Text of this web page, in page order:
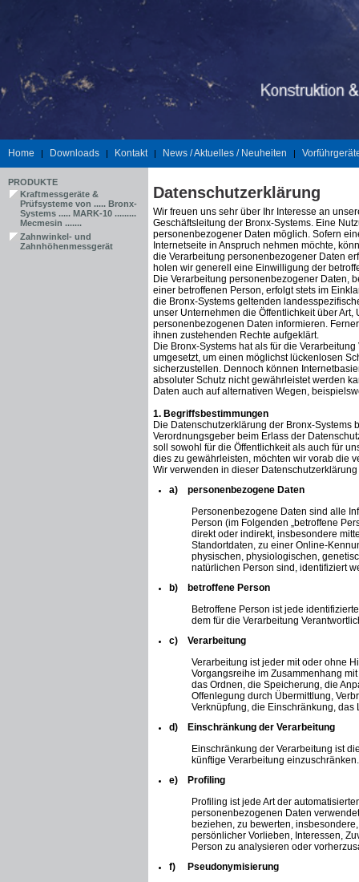
Home | Downloads | Kontakt | News / Aktuelles / Neuheiten |
PRODUKTE
Kraftmessgeräte &
Prüfsysteme von ..... Bronx-
Systems ..... MARK-10 .........
Mecmesin .......
Zahnwinkel- und
Zahnhöhenmessgerät
Datenschutzerklärung
Wir freuen uns sehr über Ihr Interesse an
Geschäftsleitung der Bronx-Systems. Eine
personenbezogener Daten möglich. Sofern
Internetseite in Anspruch nehmen möchte,
die Verarbeitung personenbezogener Daten
holen wir generell eine Einwilligung der
Die Verarbeitung personenbezogener Daten,
einer betroffenen Person, erfolgt stets im
die Bronx-Systems geltenden
unser Unternehmen die Öffentlichkeit über
personenbezogenen Daten informieren.
ihnen zustehenden Rechte aufgeklärt.
Die Bronx-Systems hat als für die
umgesetzt, um einen möglichst lückenlosen
sicherzustellen. Dennoch können
absoluter Schutz nicht gewährleistet werden
Daten auch auf alternativen Wegen,
1. Begriffsbestimmungen
Die Datenschutzerklärung der Bronx-
Verordnungsgeber beim Erlass der
soll sowohl für die Öffentlichkeit als auch für
dies zu gewährleisten, möchten wir vorab die
Wir verwenden in dieser
a) personenbezogene Daten
Personenbezogene Daten sind alle
Person (im Folgenden „betroffene
direkt oder indirekt, insbesondere
Standortdaten, zu einer Online-
physischen, physiologischen,
natürlichen Person sind, identifiziert
b) betroffene Person
Betroffene Person ist jede
dem für die Verarbeitung
c) Verarbeitung
Verarbeitung ist jeder mit oder ohne
Vorgangsreihe im Zusammenhang
das Ordnen, die Speicherung, die
Offenlegung durch Übermittlung,
Verknüpfung, die Einschränkung, das
d) Einschränkung der Verarbeitung
Einschränkung der Verarbeitung ist
künftige Verarbeitung einzuschränken.
e) Profiling
Profiling ist jede Art der
personenbezogenen Daten
beziehen, zu bewerten,
persönlicher Vorlieben, Interessen,
Person zu analysieren oder
f) Pseudonymisierung